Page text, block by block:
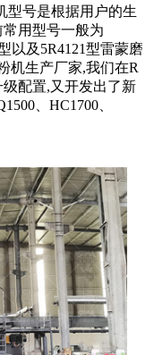
型号是根据用户的生
用型号一般为
以及5R4121型雷蒙磨
机生产厂家,我们在R
配置,又开发出了新
、HC1700、